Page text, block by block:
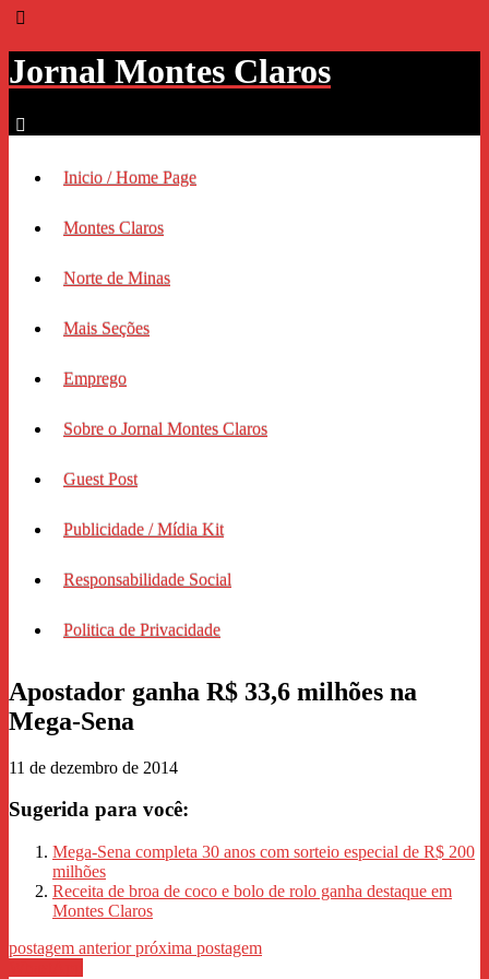
Jornal Montes Claros
Inicio / Home Page
Montes Claros
Norte de Minas
Mais Seções
Emprego
Sobre o Jornal Montes Claros
Guest Post
Publicidade / Mídia Kit
Responsabilidade Social
Politica de Privacidade
Apostador ganha R$ 33,6 milhões na
Mega-Sena
11 de dezembro de 2014
Sugerida para você:
Mega-Sena completa 30 anos com sorteio especial de R$ 200
milhões
Receita de broa de coco e bolo de rolo ganha destaque em
Montes Claros
postagem anteriorpróxima postagem